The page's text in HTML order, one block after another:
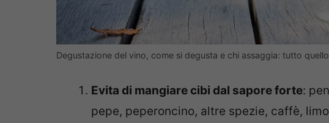
Degustazione del vino, come si degusta e chi assaggia: tutto
Evita di mangiare cibi dal sapore forte:
pepe, peperoncino, altre spezie, caffè,